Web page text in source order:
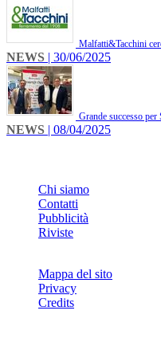
Malfatti&Tacchini
NEWS | 30/06/2025
Grande successo
NEWS | 08/04/2025
Chi siamo
Contatti
Pubblicità
Riviste
Mappa del sito
Privacy
Credits